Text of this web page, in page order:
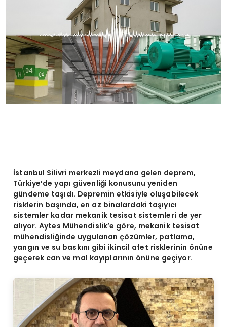
SAĞLIK
YAŞAM
İstanbul Silivri merkezli meydana gelen deprem,
Türkiye’de yapı güvenliği konusunu yeniden
gündeme taşıdı. Depremin etkisiyle oluşabilecek
risklerin başında, en az binalardaki taşıyıcı
sistemler kadar mekanik tesisat sistemleri de yer
alıyor. Aytes Mühendislik’e göre, mekanik tesisat
mühendisliğinde uygulanan çözümler, patlama,
yangın ve su baskını gibi ikincil afet risklerinin önüne
geçerek can ve mal kayıplarının önüne geçiyor.